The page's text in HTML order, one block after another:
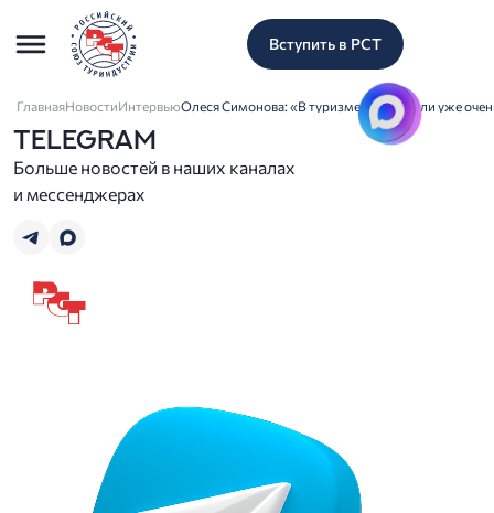
Вступить в РСТ
ГлавнаяНовостиИнтервьюОлеся Симонова: «В туризме мы сделали уже
TELEGRAM
Больше новостей в наших каналах
и мессенджерах